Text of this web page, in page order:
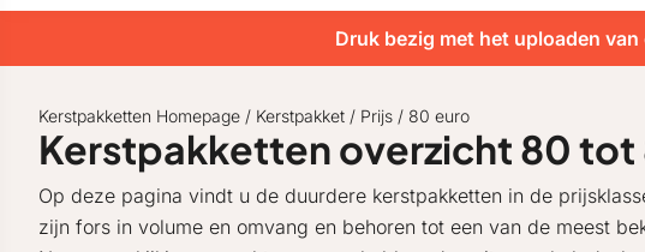
Druk bezig met het uploaden
Kerstpakketten Homepage / Kerstpakket / Prijs / 80 euro
Kerstpakketten overzicht 80 tot
Op deze pagina vindt u de duurdere kerstpakketten in de
zijn fors in volume en omvang en behoren tot een van de meest